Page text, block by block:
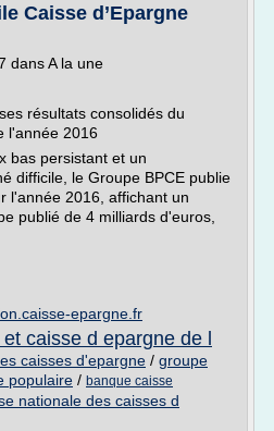
Caisse d’Epargne
dans A la une
résultats consolidés du
l'année 2016
bas persistant et un
difficile, le Groupe BPCE publie
l'année 2016, affichant un
publié de 4 milliards d'euros,
epargne.fr
caisse d epargne de l
caisses d'epargne / groupe
populaire / banque caisse
nationale des caisses d